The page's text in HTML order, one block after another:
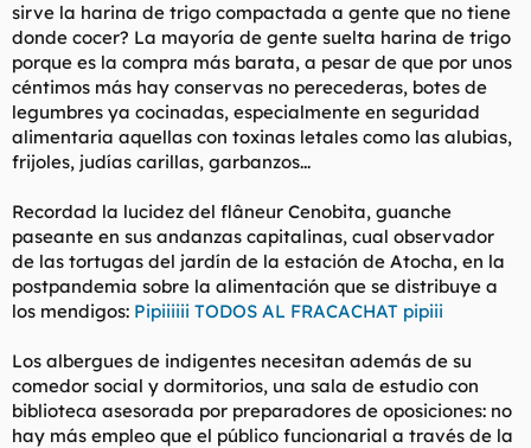
sirve la harina de trigo compactada a gente que no tiene
donde cocer? La mayoría de gente suelta harina de trigo
porque es la compra más barata, a pesar de que por unos
céntimos más hay conservas no perecederas, botes de
legumbres ya cocinadas, especialmente en seguridad
alimentaria aquellas con toxinas letales como las alubias,
frijoles, judías carillas, garbanzos...
Recordad la lucidez del flâneur Cenobita, guanche
paseante en sus andanzas capitalinas, cual observador
de las tortugas del jardín de la estación de Atocha, en la
postpandemia sobre la alimentación que se distribuye a
los mendigos: Pipiiiiii TODOS AL FRACACHAT pipiii
Los albergues de indigentes necesitan además de su
comedor social y dormitorios, una sala de estudio con
biblioteca asesorada por preparadores de oposiciones: no
hay más empleo que el público funcionarial a través de la